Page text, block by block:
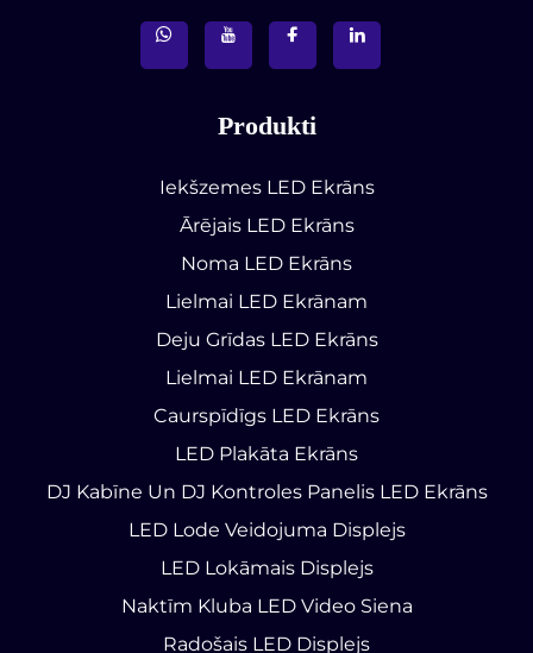
Produkti
Iekšzemes LED Ekrāns
Ārējais LED Ekrāns
Noma LED Ekrāns
Lielmai LED Ekrānam
Deju Grīdas LED Ekrāns
Lielmai LED Ekrānam
Caurspīdīgs LED Ekrāns
LED Plakāta Ekrāns
DJ Kabīne Un DJ Kontroles Panelis LED Ekrāns
LED Lode Veidojuma Displejs
LED Lokāmais Displejs
Naktīm Kluba LED Video Siena
Radošais LED Displejs